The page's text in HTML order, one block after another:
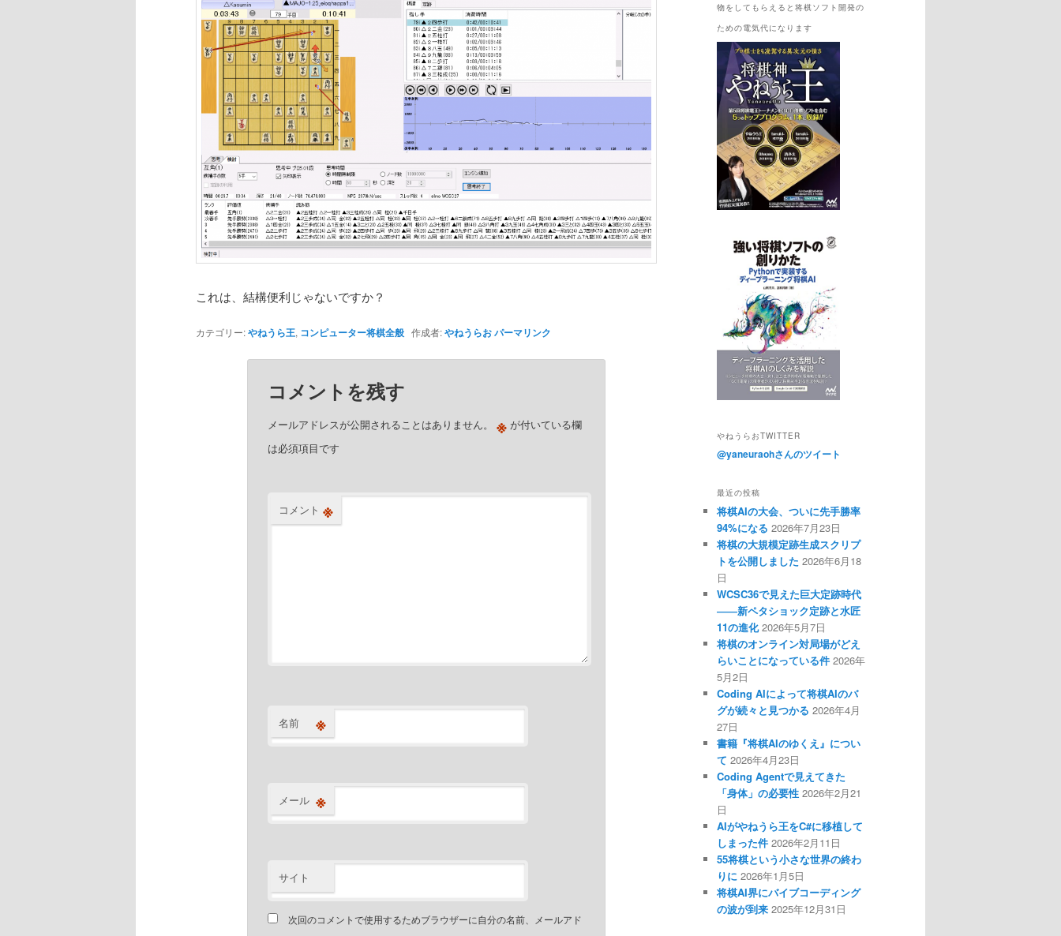
ツ
へ
これは、結構便利じゃないですか？
カテゴリー:やねうら王, コンピューター将棋全般 作成者:やねうらおパーマリンク
コメントを残す
メールアドレスが公開されることはありません。 ※が付いている欄
は必須項目です
コメント ※
名前 ※
メール ※
サイト
次回のコメントで使用するためブラウザーに自分の名前、メールアド
物をしてもらえると将棋ソフト開発の
ための電気代になります
やねうらおTWITTER
@yaneuraohさんのツイート
最近の投稿
将棋AIの大会、ついに先手勝率
94%になる 2026年7月23日
将棋の大規模定跡生成スクリプ
トを公開しました 2026年6月18
日
WCSC36で見えた巨大定跡時代
――新ペタショック定跡と水匠
11の進化 2026年5月7日
将棋のオンライン対局場がどえ
らいことになっている件 2026年
5月2日
Coding AIによって将棋AIのバ
グが続々と見つかる 2026年4月
27日
書籍『将棋AIのゆくえ』につい
て 2026年4月23日
Coding Agentで見えてきた
「身体」の必要性 2026年2月21
日
AIがやねうら王をC#に移植して
しまった件 2026年2月11日
55将棋という小さな世界の終わ
りに 2026年1月5日
将棋AI界にバイブコーディング
の波が到来 2025年12月31日